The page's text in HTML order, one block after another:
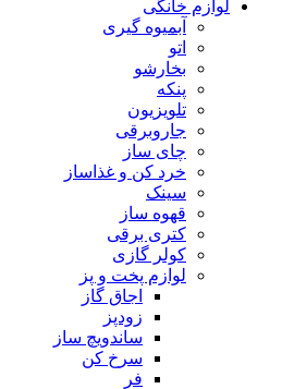
لوازم خانگی
آبمیوه گیری
اتو
بخارشو
پنکه
تلویزیون
جاروبرقی
چای ساز
خرد کن و غذاساز
سینک
قهوه ساز
کتری برقی
کولر گازی
لوازم پخت و پز
اجاق گاز
زودپز
ساندویچ ساز
سرخ کن
فر